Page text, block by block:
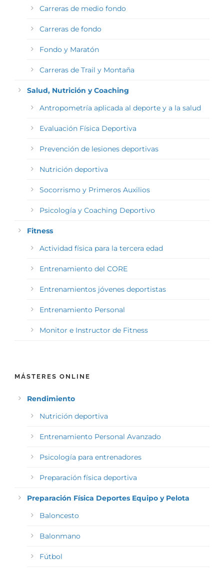
Carreras de medio fondo
Carreras de fondo
Fondo y Maratón
Carreras de Trail y Montaña
Salud, Nutrición y Coaching
Antropometría aplicada al deporte y a la salud
Evaluación Física Deportiva
Prevención de lesiones deportivas
Nutrición deportiva
Socorrismo y Primeros Auxilios
Psicología y Coaching Deportivo
Fitness
Actividad física para la tercera edad
Entrenamiento del CORE
Entrenamientos jóvenes deportistas
Entrenamiento Personal
Monitor e Instructor de Fitness
MÁSTERES ONLINE
Rendimiento
Nutrición deportiva
Entrenamiento Personal Avanzado
Psicología para entrenadores
Preparación física deportiva
Preparación Física Deportes Equipo y Pelota
Baloncesto
Balonmano
Fútbol